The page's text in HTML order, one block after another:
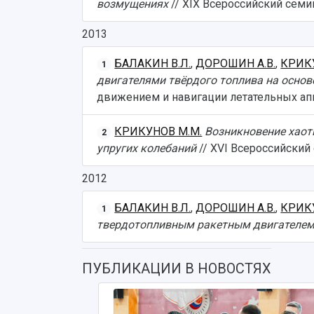
возмущениях// XIX Всероссийский
2013
1 БАЛАКИН В.Л.,ДОРОШИН А.В.,
двигателями твёрдого топлива на
движением и навигации летательных
2 КРИКУНОВ М.М. Возникновение
упругих колебаний// XVI
2012
1 БАЛАКИН В.Л.,ДОРОШИН А.В.,
твердотопливным ракетным двигателем
ПУБЛИКАЦИИ В НОВОСТЯХ